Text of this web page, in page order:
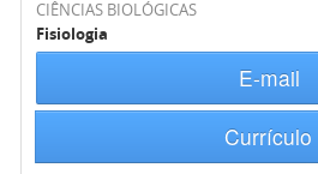
CIÊNCIAS BIOLÓGICAS
Fisiologia
E-mail
Currículo